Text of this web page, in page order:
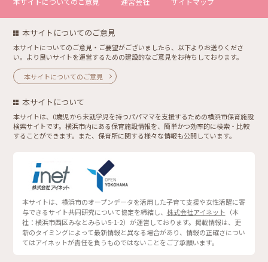
本サイトについてのご意見
本サイトについてのご意見・ご要望がございましたら、以下よりお送りくださ
い。より良いサイトを運営するための建設的なご意見をお待ちしております。
本サイトについてのご意見
本サイトについて
本サイトは、0歳児から未就学児を持つパパママを支援するための横浜市保育施設
検索サイトです。横浜市内にある保育施設情報を、簡単かつ効率的に検索・比較
することができます。また、保育所に関する様々な情報も公開しています。
本サイトは、横浜市のオープンデータを活用した子育て支援や女性活躍に寄
与できるサイト共同研究について協定を締結し、 株式会社アイネット （本
社：横浜市西区みなとみらい5-1-2）が運営しております。掲載情報は、更
新のタイミングによって最新情報と異なる場合があり、情報の正確さについ
てはアイネットが責任を負うものではないことをご了承願います。